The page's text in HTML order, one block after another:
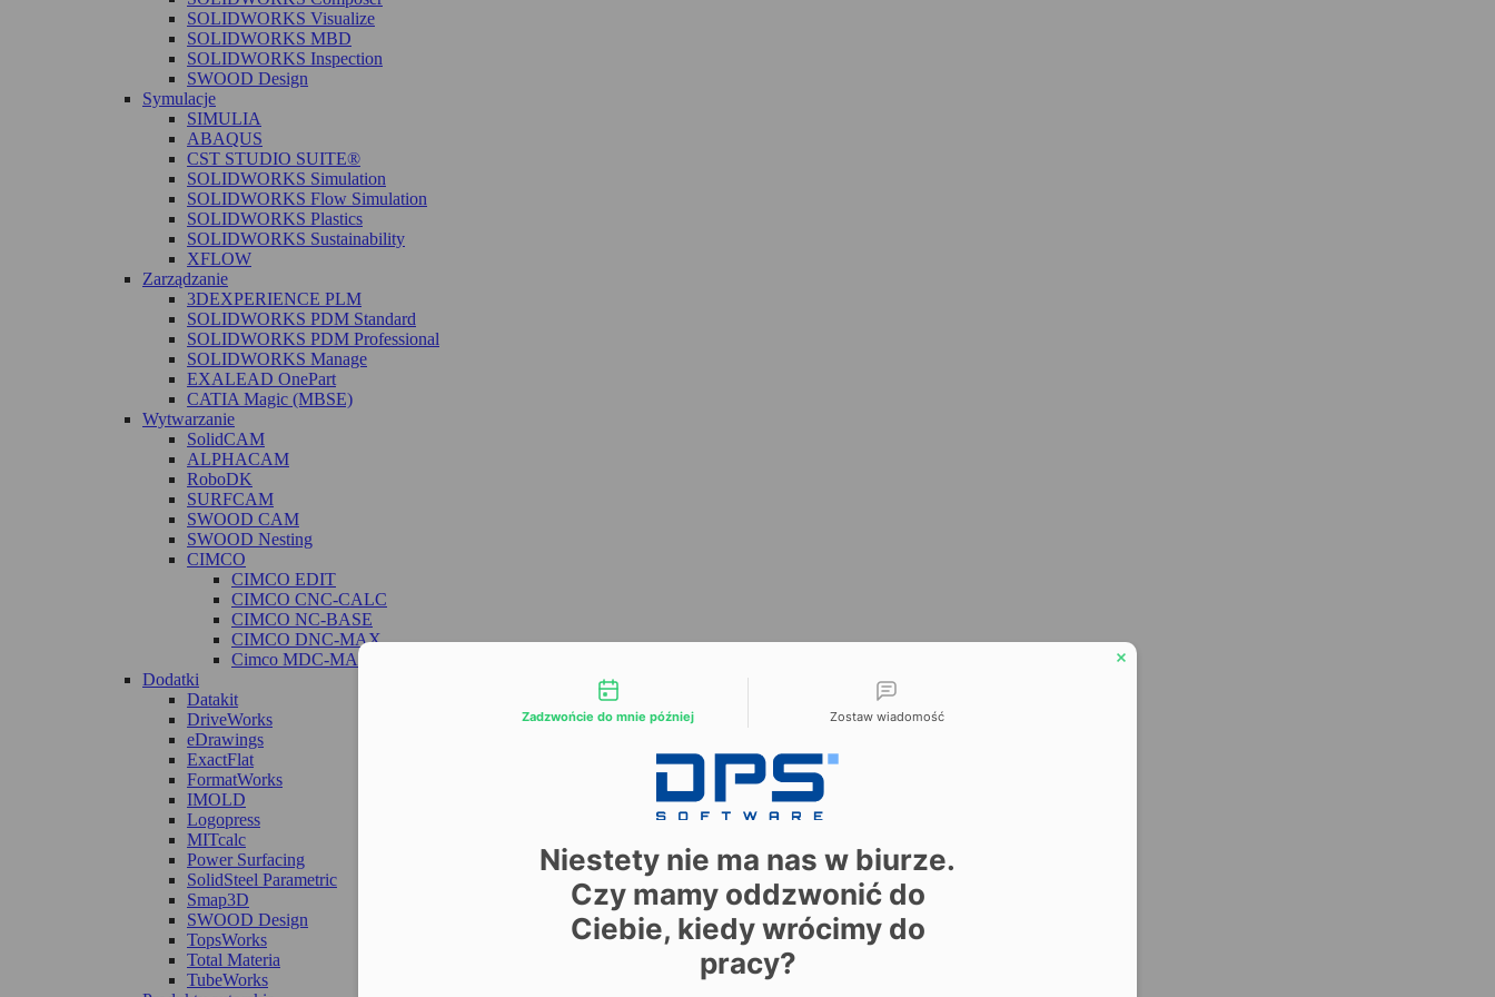
SOLIDWORKS Visualize
SOLIDWORKS MBD
SOLIDWORKS Inspection
SWOOD Design
Symulacje
SIMULIA
ABAQUS
CST STUDIO SUITE®
SOLIDWORKS Simulation
SOLIDWORKS Flow Simulation
SOLIDWORKS Plastics
SOLIDWORKS Sustainability
XFLOW
Zarządzanie
3DEXPERIENCE PLM
SOLIDWORKS PDM Standard
SOLIDWORKS PDM Professional
SOLIDWORKS Manage
EXALEAD OnePart
CATIA Magic (MBSE)
Wytwarzanie
SolidCAM
ALPHACAM
RoboDK
SURFCAM
SWOOD CAM
SWOOD Nesting
CIMCO
CIMCO EDIT
CIMCO CNC-CALC
CIMCO NC-BASE
CIMCO DNC-MAX
Cimco MDC-MAX
Dodatki
Datakit
DriveWorks
eDrawings
ExactFlat
FormatWorks
IMOLD
Logopress
MITcalc
Power Surfacing
SolidSteel Parametric
Smap3D
SWOOD Design
TopsWorks
Total Materia
TubeWorks
Możliwości kontaktu
Zadzwońcie do mnie później Zostaw wiadomość
Niestety nie ma nas w biurze.
Czy mamy oddzwonić do
Ciebie, kiedy wrócimy do
pracy?